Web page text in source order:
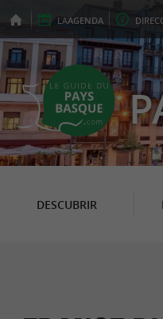
LAAGENDA
DESCUBRIR